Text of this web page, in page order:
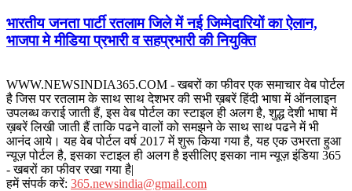
भारतीय जनता पार्टी रतलाम जिले में नई जिम्मेदारियों का ऐलान,
भाजपा मे मीडिया प्रभारी व सहप्रभारी की नियुक्ति
WWW.NEWSINDIA365.COM - खबरों का फीवर एक समाचार वेब पोर्टल
है जिस पर रतलाम के साथ साथ देशभर की सभी ख़बरें हिंदी भाषा में ऑनलाइन
उपलब्ध कराई जाती हैं, इस वेब पोर्टल का स्टाइल ही अलग है, शुद्ध देशी भाषा में
ख़बरें लिखी जाती हैं ताकि पढने वालों को समझने के साथ साथ पढने में भी
आनंद आये। यह वेब पोर्टल वर्ष 2017 में शुरू किया गया है, यह एक उभरता हुआ
न्यूज़ पोर्टल है, इसका स्टाइल ही अलग है इसीलिए इसका नाम न्यूज़ इंडिया 365
- खबरों का फीवर रखा गया है|
हमें संपर्क करें: 365.newsindia@gmail.com